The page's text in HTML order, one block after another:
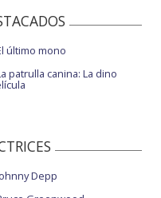
último mono
patrulla canina: La dino
Depp